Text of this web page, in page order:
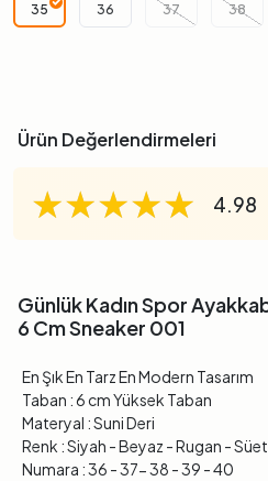
35 36 37 38
Ürün Değerlendirmeleri
★★★★★
★★★★★
★★★★★ 4.98
Günlük Kadın Spor
6 Cm Sneaker 001
En Şık En Tarz En Modern Tasarım
Taban : 6 cm Yüksek Taban
Materyal : Suni Deri
Renk : Siyah - Beyaz - Rugan -
Numara : 36 - 37- 38 - 39 - 40